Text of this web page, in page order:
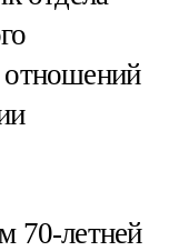
70-летней